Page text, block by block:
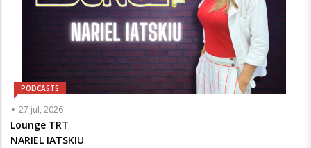
PODCASTS
27 jul, 2026
Articulista
ou
Chamada
Lounge TRT
NARIEL IATSKIU